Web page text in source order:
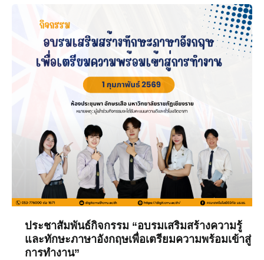
ประชาสัมพันธ์กิจกรรม “อบรมเสริมสร้างความรู้
และทักษะภาษาอังกฤษเพื่อเตรียมความพร้อมเข้าสู่
การทำงาน”
กิจกรรม
“อบรม
สร้าง
ภาษา
อังกฤษ
เตรียม
ความ
พร้อม
เข้า
สู่
การ